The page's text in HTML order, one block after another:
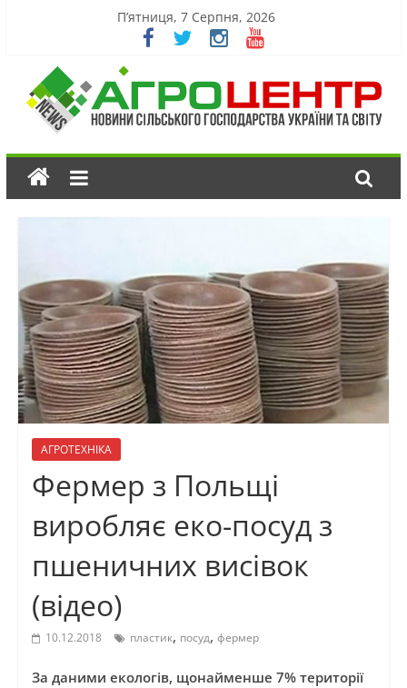
П’ятниця, 7 Серпня, 2026
АГРОТЕХНІКА
Фермер з Польщі
виробляє еко-посуд з
пшеничних висівок
(відео)
10.12.2018 пластик, посуд, фермер
За даними екологів, щонайменше 7% території